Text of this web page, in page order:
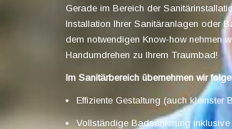
Gerade im Bereich der
Installation Ihrer Sanitäranlagen oder
dem notwendigen Know-how nehmen
Handumdrehen zu Ihrem Traumbad!
Im Sanitärbereich übernehmen wir
Effiziente Gestaltung (auch kleinster
Vollständige Badsanierung